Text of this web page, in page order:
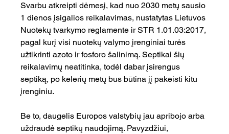
Svarbu atkreipti dėmesį, kad nuo 2030 metų sausio
1 dienos įsigalios reikalavimas, nustatytas Lietuvos
Nuotekų tvarkymo reglamente ir STR 1.01.03:2017,
pagal kurį visi nuotekų valymo įrenginiai turės
užtikrinti azoto ir fosforo šalinimą. Septikai šių
reikalavimų neatitinka, todėl dabar įsirengus
septiką, po kelerių metų bus būtina jį pakeisti kitu
įrenginiu.
Be to, daugelis Europos valstybių jau apribojo arba
uždraudė septikų naudojimą. Pavyzdžiui,